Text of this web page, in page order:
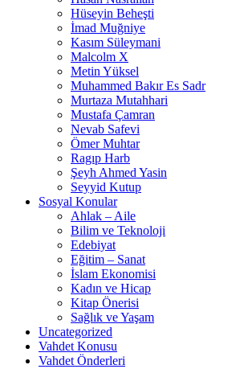
Hüseyin Beheşti
İmad Muğniye
Kasım Süleymani
Malcolm X
Metin Yüksel
Muhammed Bakır Es Sadr
Murtaza Mutahhari
Mustafa Çamran
Nevab Safevi
Ömer Muhtar
Ragıp Harb
Şeyh Ahmed Yasin
Seyyid Kutup
Sosyal Konular
Ahlak – Aile
Bilim ve Teknoloji
Edebiyat
Eğitim – Sanat
İslam Ekonomisi
Kadın ve Hicap
Kitap Önerisi
Sağlık ve Yaşam
Uncategorized
Vahdet Konusu
Vahdet Önderleri